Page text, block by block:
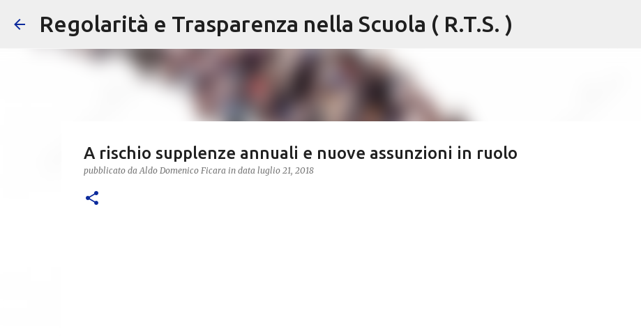
Passa ai contenuti principali
Regolarità e Trasparenza nella Scuola ( R.T.S. )
A rischio supplenze annuali e nuove assunzioni in ruolo
pubblicato daAldo Domenico Ficara in data luglio 21, 2018